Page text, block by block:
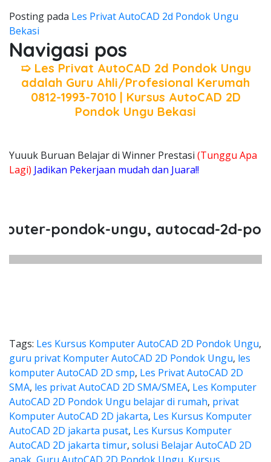
Posting pada Les Privat AutoCAD 2d Pondok Ungu
Bekasi
Navigasi pos
➯ Les Privat AutoCAD 2d Pondok Ungu
adalah Guru Ahli/Profesional Kerumah
0812-1993-7010 | Kursus AutoCAD 2D
Pondok Ungu Bekasi
Yuuuk Buruan Belajar di Winner Prestasi (Tunggu Apa
Lagi) Jadikan Pekerjaan mudah dan Juara!!
pondok-ungu, autocad-2d-
Tags: Les Kursus Komputer AutoCAD 2D Pondok Ungu,
guru privat Komputer AutoCAD 2D Pondok Ungu, les
komputer AutoCAD 2D smp, Les Privat AutoCAD 2D
SMA, les privat AutoCAD 2D SMA/SMEA, Les Komputer
AutoCAD 2D Pondok Ungu belajar di rumah, privat
Komputer AutoCAD 2D jakarta, Les Kursus Komputer
AutoCAD 2D jakarta pusat, Les Kursus Komputer
AutoCAD 2D jakarta timur, solusi Belajar AutoCAD 2D
anak Guru AutoCAD 2D Pondok Ungu Kursus